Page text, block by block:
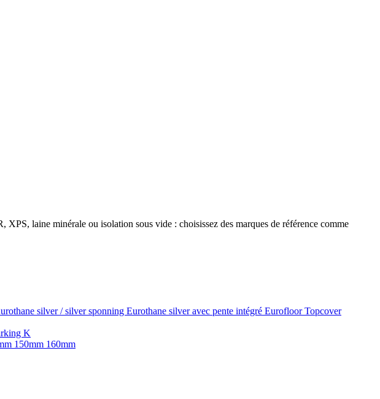
laine minérale ou isolation sous vide : choisissez des marques de référence comme
silver / silver sponning Eurothane silver avec pente intégré EurofloorTopcover
K
150mm 160mm